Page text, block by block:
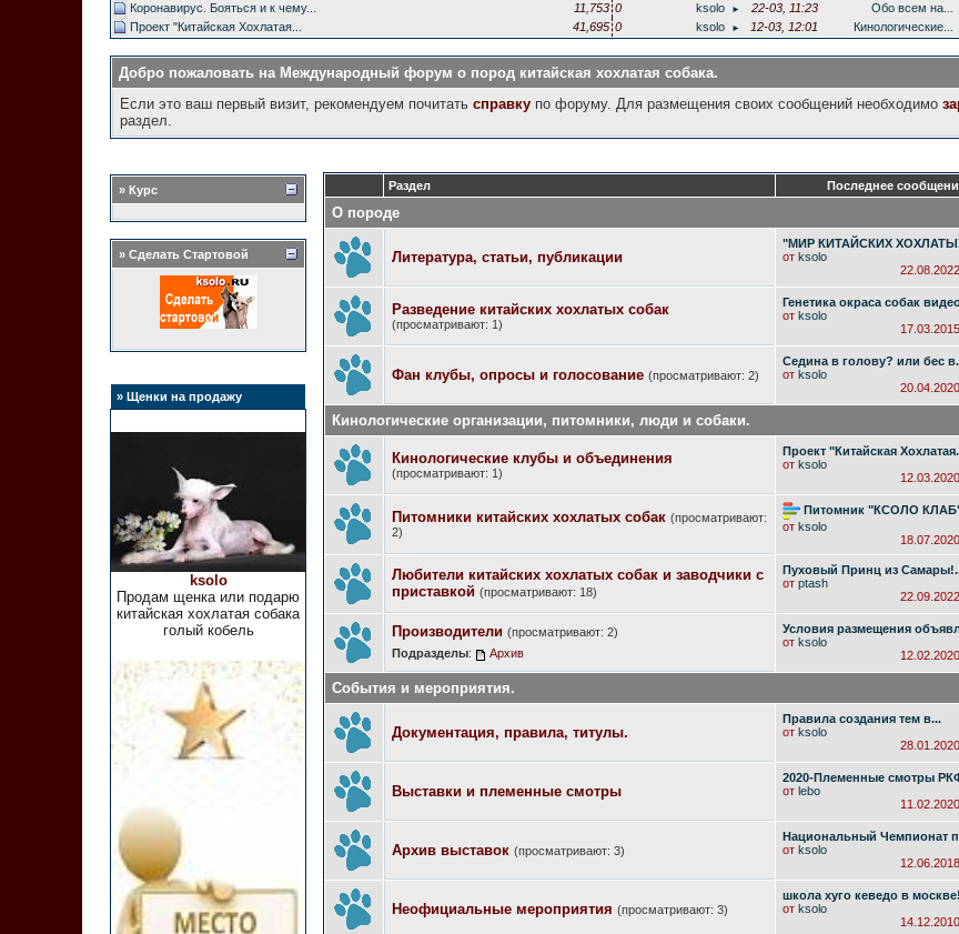
Коронавирус. Бояться и к чему...
11,753 0 ksolo ► 22-03, 11:23
Обо всем на...
Проект "Китайская Хохлатая...
41,695 0 ksolo ► 12-03, 12:01 Кинологические...
Добро пожаловать на Международный форум о пород китайская хохлатая собака.
Если это ваш первый визит, рекомендуем почитать справку по форуму. Для размещения своих сообщений необходимо
раздел.
» Курс
» Сделать Стартовой
» Щенки на продажу
ksolo
Продам щенка или подарю
китайская хохлатая собака
голый кобель
Раздел Последнее
О породе
Литература, статьи, публикации
"МИР КИТАЙСКИХ
от ksolo
22.08.2022
Разведение китайских хохлатых собак
(просматривают: 1)
Генетика окраса собак
от ksolo
17.03.2015
Фан клубы, опросы и голосование (просматривают: 2)
Седина в голову? или бес
от ksolo
20.04.2020
Кинологические организации, питомники, люди и собаки.
Кинологические клубы и объединения
(просматривают: 1)
Проект "Китайская
от ksolo
12.03.2020
Питомники китайских хохлатых собак (просматривают:
2)
Питомник "КСОЛО
от ksolo
18.07.2020
Любители китайских хохлатых собак и заводчики с
приставкой (просматривают: 18)
Пуховый Принц из
от ptash
22.09.2022
Производители (просматривают: 2)
Подразделы: Архив
Условия размещения
от ksolo
12.02.2020
События и мероприятия.
Документация, правила, титулы.
Правила создания тем в...
от ksolo
28.01.2020
Выставки и племенные смотры
2020-Племенные смотры
от lebo
11.02.2020
Архив выставок (просматривают: 3)
Национальный Чемпионат
от ksolo
12.06.2018
Неофициальные мероприятия (просматривают: 3)
школа хуго кеведо в москве!
от ksolo
14.12.2010